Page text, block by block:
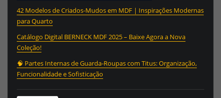
42 Modelos de Criados-Mudos em MDF | Inspirações Modernas
para Quarto
Catálogo Digital BERNECK MDF 2025 – Baixe Agora a Nova
Coleção!
🧠 Partes Internas de Guarda-Roupas com Titus: Organização,
Funcionalidade e Sofisticação